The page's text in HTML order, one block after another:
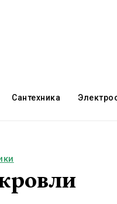
Сантехника